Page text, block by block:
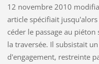
12 novembre 2010
article spécifiait
céder le passage au
la traversée. Il subsistait
d'engagement, restreinte